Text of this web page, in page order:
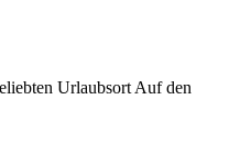
Urlaubsort Auf den